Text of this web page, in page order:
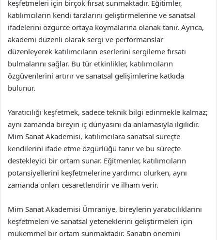
keşfetmeleri için birçok fırsat sunmaktadır. Eğitimler,
katılımcıların kendi tarzlarını geliştirmelerine ve sanatsal
ifadelerini özgürce ortaya koymalarına olanak tanır. Ayrıca,
akademi düzenli olarak sergi ve performanslar
düzenleyerek katılımcıların eserlerini sergileme fırsatı
bulmalarını sağlar. Bu tür etkinlikler, katılımcıların
özgüvenlerini artırır ve sanatsal gelişimlerine katkıda
bulunur.
Yaratıcılığı keşfetmek, sadece teknik bilgi edinmekle kalmaz;
aynı zamanda bireyin iç dünyasını da anlamasıyla ilgilidir.
Mim Sanat Akademisi, katılımcılara sanatsal süreçte
kendilerini ifade etme özgürlüğü tanır ve bu süreçte
destekleyici bir ortam sunar. Eğitmenler, katılımcıların
potansiyellerini keşfetmelerine yardımcı olurken, aynı
zamanda onları cesaretlendirir ve ilham verir.
Mim Sanat Akademisi Ümraniye, bireylerin yaratıcılıklarını
keşfetmeleri ve sanatsal yeteneklerini geliştirmeleri için
mükemmel bir ortam sunmaktadır. Sanatın önemini